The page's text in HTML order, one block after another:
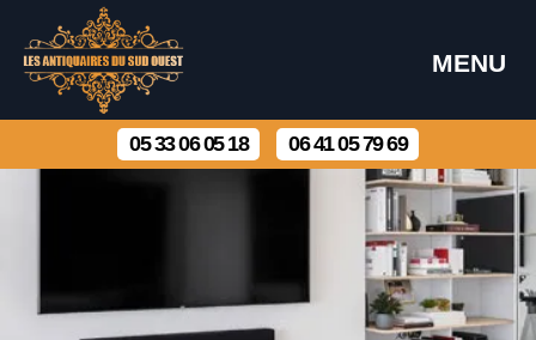
MENU
05 33 06 05 18 06 41 05 79 69